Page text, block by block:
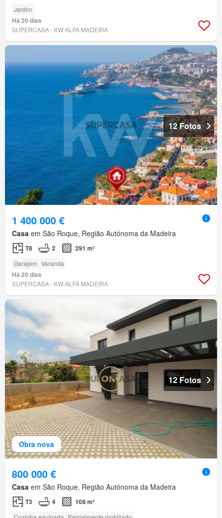
Jardim
Há 20 dias
SUPERCASA - KW ALFA MADEIRA
12 Fotos
1 400 000 €
Casa em São Roque, Região Autónoma da Madeira
T8 2 291 m²
Garajem Varanda
Há 20 dias
SUPERCASA - KW ALFA MADEIRA
Obra nova
12 Fotos
800 000 €
Casa em São Roque, Região Autónoma da Madeira
T3 4 108 m²